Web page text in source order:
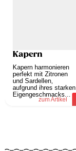
Kapern
Kapern harmonieren
perfekt mit Zitronen
und Sardellen,
aufgrund ihres starken
Eigengeschmacks...
zum Artikel